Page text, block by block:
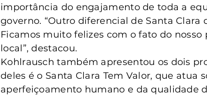
importância do engajamento de toda a
governo. “Outro diferencial de Santa Clara
Ficamos muito felizes com o fato do
local”, destacou.
Kohlrausch também apresentou os dois
deles é o Santa Clara Tem Valor, que atua
aperfeiçoamento humano e da qualidade